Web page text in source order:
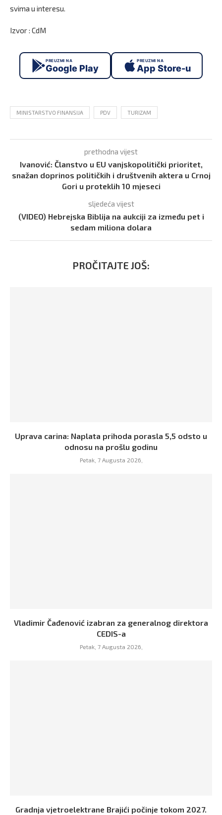
svima u interesu.
Izvor : CdM
PREUZMI NA
Google Play
PREUZMI NA
App Store-u
MINISTARSTVO FINANSIJA PDV TURIZAM
prethodna vijest
Ivanović: Članstvo u EU vanjskopolitički prioritet,
snažan doprinos političkih i društvenih aktera u Crnoj
Gori u proteklih 10 mjeseci
sljedeća vijest
(VIDEO) Hebrejska Biblija na aukciji za između pet i
sedam miliona dolara
PROČITAJTE JOŠ:
Uprava carina: Naplata prihoda porasla 5,5 odsto u
odnosu na prošlu godinu
Petak, 7 Augusta 2026,
Vladimir Čađenović izabran za generalnog direktora
CEDIS-a
Petak, 7 Augusta 2026,
Gradnja vjetroelektrane Brajići počinje tokom 2027.